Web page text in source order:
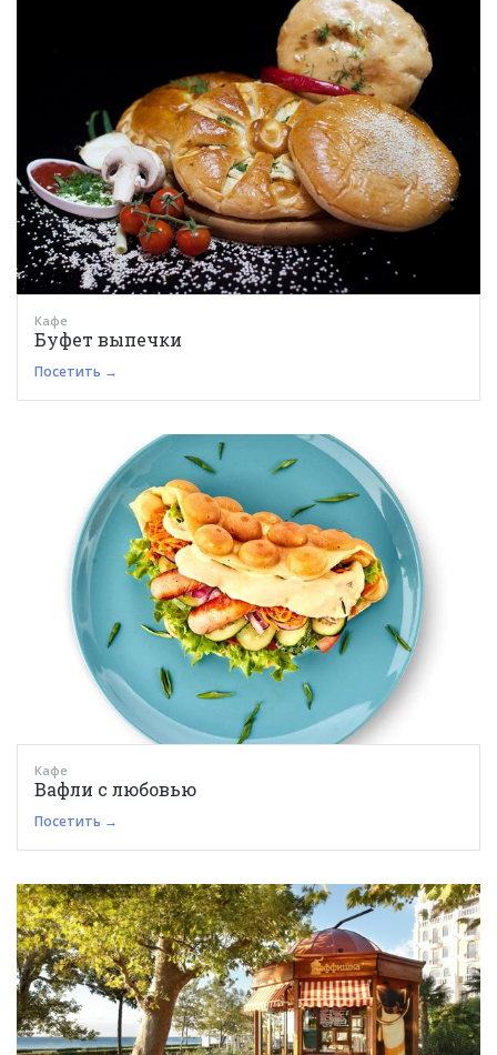
Кафе
Буфет выпечки
Посетить →
Кафе
Вафли с любовью
Посетить →